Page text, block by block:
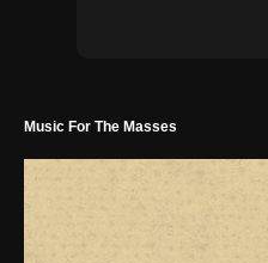
Music For The Masses